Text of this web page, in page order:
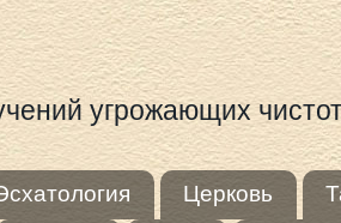
угрожающих
Церковь